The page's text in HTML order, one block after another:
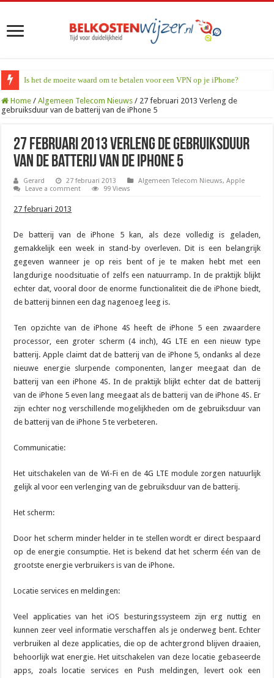
Is het de moeite waard om te betalen voor een VPN op je iPhone?
Home / Algemeen Telecom Nieuws / 27 februari 2013 Verleng de
gebruiksduur van de batterij van de iPhone 5
27 februari 2013 Verleng de gebruiksduur
van de batterij van de iPhone 5
Gerard 27 februari 2013 Algemeen Telecom Nieuws,Apple
Leave a comment
99 Views
27 februari 2013
De batterij van de iPhone 5 kan, als deze volledig is geladen,
gemakkelijk een week in stand-by overleven. Dit is een belangrijk
gegeven wanneer je op reis bent of je te maken hebt met een
langdurige noodsituatie of zelfs een natuurramp. In de praktijk blijkt
echter dat, vooral door de enorme functionaliteit die de iPhone biedt,
de batterij binnen een dag nagenoeg leeg is.
Ten opzichte van de iPhone 4S heeft de iPhone 5 een zwaardere
processor, een groter scherm (4 inch), 4G LTE en een nieuw type
batterij. Apple claimt dat de batterij van de iPhone 5, ondanks al deze
nieuwe energie slurpende componenten, langer meegaat dan de
batterij van een iPhone 4S. In de praktijk blijkt echter dat de batterij
van de iPhone 5 even lang meegaat als de batterij van de iPhone 4S. Er
zijn echter nog verschillende mogelijkheden om de gebruiksduur van
de batterij van de iPhone 5 te verbeteren.
Communicatie:
Het uitschakelen van de Wi-Fi en de 4G LTE module zorgen natuurlijk
gelijk al voor een verlenging van de gebruiksduur van de batterij.
Het scherm:
Door het scherm minder helder in te stellen wordt er direct bespaard
op de energie consumptie. Het is bekend dat het scherm één van de
grootste energie verbruikers is van de iPhone.
Locatie services en meldingen:
Veel applicaties van het iOS besturingssysteem zijn erg nuttig en
kunnen zeer veel informatie verschaffen als je onderweg bent. Echter
verbruiken al deze applicaties, die op de achtergrond blijven draaien,
behoorlijk wat energie. Het uitschakelen van deze locatie gebaseerde
apps, zoals locatie services en Push meldingen, levert ook een